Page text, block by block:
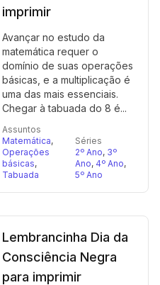
imprimir
Avançar no estudo da
matemática requer o
domínio de suas operações
básicas, e a multiplicação é
uma das mais essenciais.
Chegar à tabuada do 8 é...
Assuntos
Matemática,
Operações
básicas,
Tabuada
Séries
2º Ano, 3º
Ano, 4º Ano,
5º Ano
Lembrancinha Dia da
Consciência Negra
para imprimir